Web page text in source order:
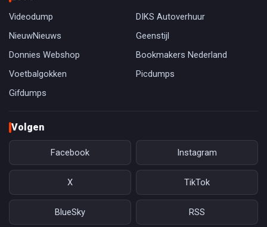
Videodump
DIKS Autoverhuur
NieuwNieuws
Geenstijl
Donnies Webshop
Bookmakers Nederland
Voetbalgokken
Picdumps
Gifdumps
Volgen
Facebook Instagram
X TikTok
BlueSky RSS